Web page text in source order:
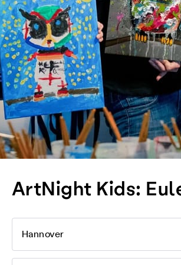
ArtNight Kids:
Hannover